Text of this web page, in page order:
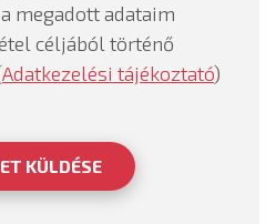
megadott adataim
céljából történő
Adatkezelési tájékoztató)
KÜLDÉSE